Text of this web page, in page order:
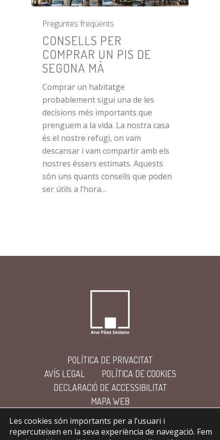
Preguntes freqüents
CONSELLS PER
COMPRAR UN PIS DE
SEGONA MÀ
Comprar un habitatge
probablement sigui una de les
decisions més importants que
prenguem a la vida. La nostra casa
és el nostre refugi, on vam
descansar i vam compartir amb els
nostres éssers estimats. Aquests
són uns quants consells que poden
ser útils a l’hora…
POLÍTICA DE PRIVACITAT
AVÍS LEGAL
POLÍTICA DE COOKIES
DECLARACIÓ DE ACCESSIBILITAT
MAPA WEB
Les cookies són importants per a l’usuari i
repercuteixen en la seva experiència de navegació. Fem